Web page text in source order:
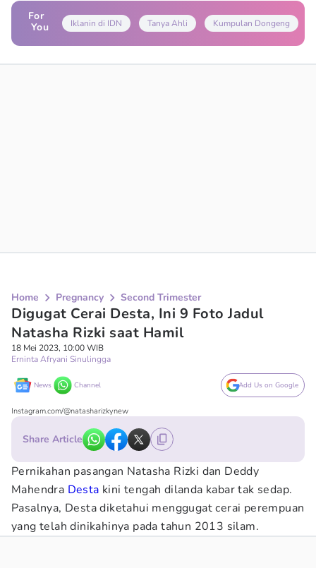
For
You
Iklanin di IDN Tanya Ahli Kumpulan Dongeng
Home Pregnancy Second Trimester
Digugat Cerai Desta, Ini 9 Foto Jadul
Natasha Rizki saat Hamil
18 Mei 2023, 10:00 WIB
Erninta Afryani Sinulingga
News Channel Add Us on Google
Instagram.com/@natasharizkynew
Share Article
Pernikahan pasangan Natasha Rizki dan Deddy
Mahendra Desta kini tengah dilanda kabar tak sedap.
Pasalnya, Desta diketahui menggugat cerai perempuan
yang telah dinikahinya pada tahun 2013 silam.